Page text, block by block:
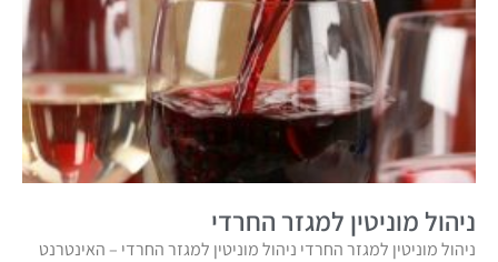
ניהול מוניטין למגזר החרדי
ניהול מוניטין למגזר החרדי ניהול מוניטין למגזר החרדי – האינטרנט